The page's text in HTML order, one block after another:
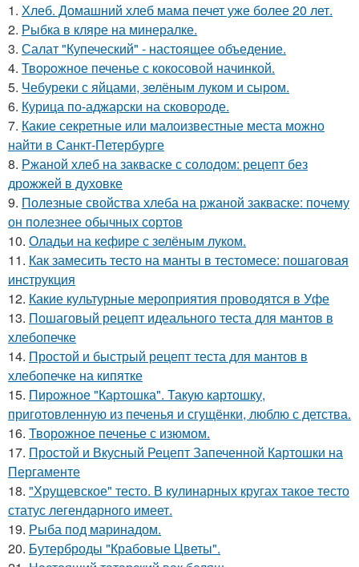
1. Хлеб. Домашний хлеб мама печет уже более 20 лет.
2. Рыбка в кляре на минералке.
3. Салат "Купеческий" - настоящее объедение.
4. Твopoжное печенье с кокосовой начинкой.
5. Чебуреки с яйцами, зелёным луком и сыром.
6. Курица по-аджарски на сковороде.
7. Какие секретные или малоизвестные места можно
найти в Санкт-Петербурге
8. Ржаной хлеб на закваске с солодом: рецепт без
дрожжей в духовке
9. Полезные свойства хлеба на ржаной закваске: почему
он полезнее обычных сортов
10. Оладьи на кефире с зелёным луком.
11. Как замесить тесто на манты в тестомесе: пошаговая
инструкция
12. Какие культурные мероприятия проводятся в Уфе
13. Пошаговый рецепт идеального теста для мантов в
хлебопечке
14. Простой и быстрый рецепт теста для мантов в
хлебопечке на кипятке
15. Пирожное "Картошка". Такую картошку,
приготовленную из печенья и сгущёнки, люблю с детства.
16. Творожное печенье с изюмом.
17. Простой и Вкусный Рецепт Запеченной Картошки на
Пергаменте
18. "Хрущевское" тесто. В кулинарных кругах такое тесто
статус легендарного имеет.
19. Рыба под маринадом.
20. Бутерброды "Крабовые Цветы".